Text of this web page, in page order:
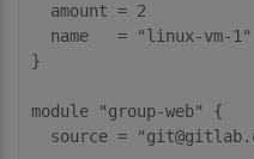
  amount = 2
  name   = "linux-vm-1"
}
module "group-web" {
source =